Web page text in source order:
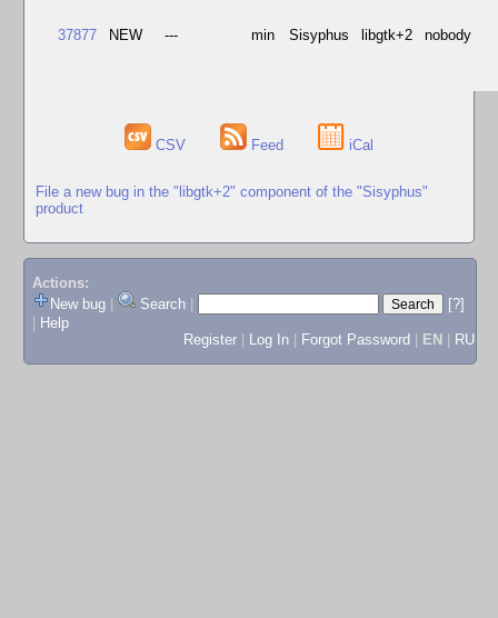
37877 NEW --- min Sisyphus libgtk+2 nobody
CSV Feed iCal
File a new bug in the "libgtk+2" component of the "Sisyphus"
product
Actions:
New bug
Search
[?]
Help
Register
Log In Forgot Password EN RU